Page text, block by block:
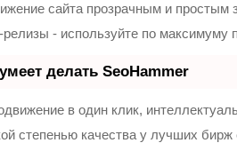
сайта прозрачным и
релизы - используйте по
делать SeoHammer
в один клик,
степенью качества у лучших бирж